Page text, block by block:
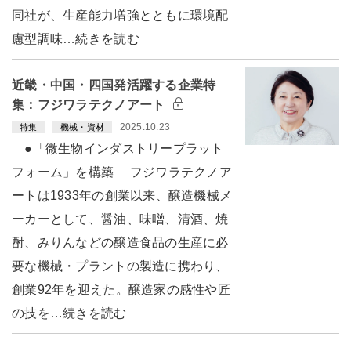
同社が、生産能力増強とともに環境配
慮型調味…続きを読む
近畿・中国・四国発活躍する企業特
集：フジワラテクノアート
特集 機械・資材 2025.10.23
●「微生物インダストリープラット
フォーム」を構築 フジワラテクノア
ートは1933年の創業以来、醸造機械メ
ーカーとして、醤油、味噌、清酒、焼
酎、みりんなどの醸造食品の生産に必
要な機械・プラントの製造に携わり、
創業92年を迎えた。醸造家の感性や匠
の技を…続きを読む